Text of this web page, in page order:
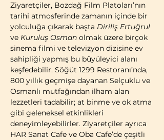
Ziyaretçiler, Bozdağ Film Platoları’nın
tarihi atmosferinde zamanın içinde bir
yolculuğa çıkarak başta Diriliş Ertuğrul
ve Kuruluş Osman olmak üzere birçok
sinema filmi ve televizyon dizisine ev
sahipliği yapmış bu büyüleyici alanı
keşfedebilir. Söğüt 1299 Restoranı’nda,
800 yıllık geçmişe dayanan Selçuklu ve
Osmanlı mutfağından ilham alan
lezzetleri tadabilir; at binme ve ok atma
gibi geleneksel etkinlikleri
deneyimleyebilirler. Ziyaretçiler ayrıca
HAR Sanat Cafe ve Oba Cafe’de çeşitli